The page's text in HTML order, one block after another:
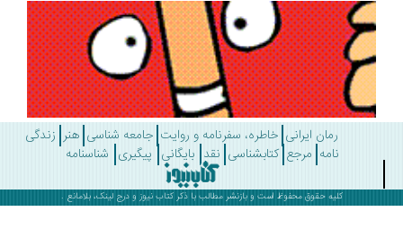
رمان ایرانی خاطره، سفرنامه و روایت جامعه شناسی هنر زندگی
مرجع کتابشناسی نقد بایگانی پیگیری شناسنامه
کلیه حقوق محفوظ است و بازنشر مطالب با ذکرکتاب نیوز و درج لینک، بلامانع .